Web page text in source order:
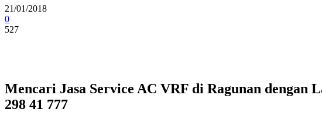
21/01/2018
0
527
Mencari Jasa Service AC VRF di Ragunan dengan
298 41 777